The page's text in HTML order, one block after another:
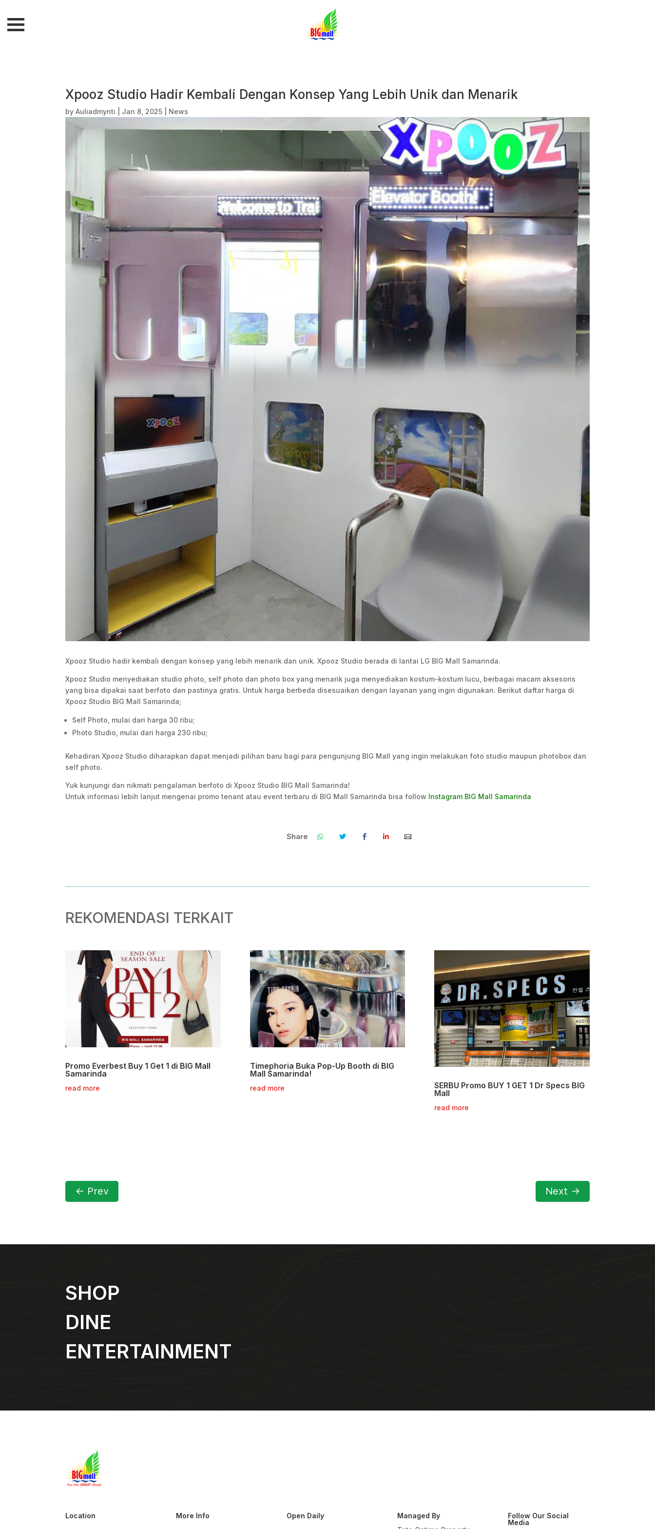
Xpooz Studio Hadir Kembali Dengan Konsep Yang Lebih Unik dan Menarik
byAuliadmynti Jan 8, 2025 News
Xpooz Studio hadir kembali dengan konsep yang lebih menarik dan unik. Xpooz Studio berada di lantai LG BIG Mall Samarinda.
Xpooz Studio menyediakan studio photo, self photo dan photo box yang menarik juga menyediakan kostum-kostum lucu, berbagai macam aksesoris
yang bisa dipakai saat berfoto dan pastinya gratis. Untuk harga berbeda disesuaikan dengan layanan yang ingin digunakan. Berikut daftar harga di
Xpooz Studio BIG Mall Samarinda;
Self Photo, mulai dari harga 30 ribu;
Photo Studio, mulai dari harga 230 ribu;
Kehadiran Xpooz Studio diharapkan dapat menjadi pilihan baru bagi para pengunjung BIG Mall yang ingin melakukan foto studio maupun photobox dan
self photo.
Yuk kunjungi dan nikmati pengalaman berfoto di Xpooz Studio BIG Mall Samarinda!
Untuk informasi lebih lanjut mengenai promo tenant atau event terbaru di BIG Mall Samarinda bisa follow Instagram BIG Mall Samarinda
Share
REKOMENDASI TERKAIT
Promo Everbest Buy 1 Get 1 di BIG Mall
Samarinda
read more
Timephoria Buka Pop-Up Booth di BIG
Mall Samarinda!
read more
SERBU Promo BUY 1 GET 1 Dr Specs BIG
Mall
read more
← Prev Next →
SHOP
DINE
ENTERTAINMENT
Location More Info Open Daily
Managed By
Follow Our Social
Media